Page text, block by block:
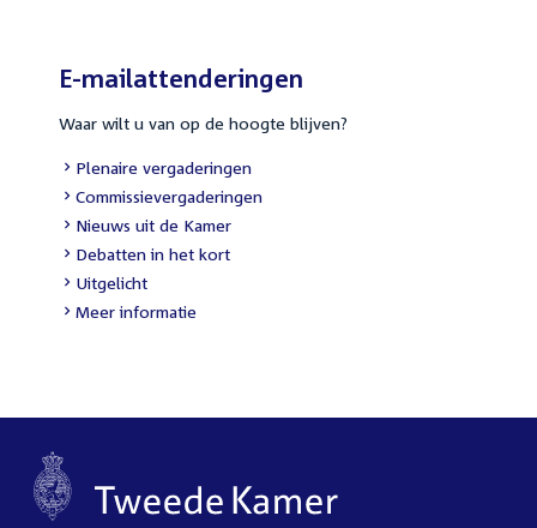
E-mailattenderingen
Waar wilt u van op de hoogte blijven?
External
link:
Plenaire vergaderingen
External
link:
Commissievergaderingen
External
link:
Nieuws uit de Kamer
External
link:
Debatten in het kort
External
link:
Uitgelicht
Meer informatie